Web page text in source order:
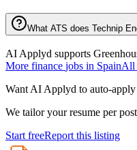
What ATS does Technip
AI Applyd supports
More finance jobs in SpainAll
Want AI Applyd to auto-
We tailor your resume per
Start freeReport this listing